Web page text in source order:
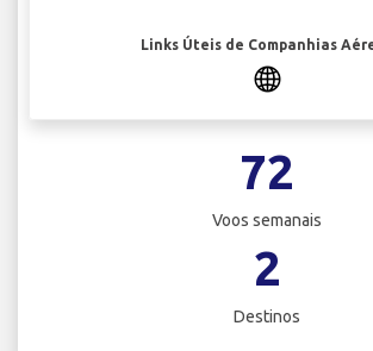
Links Úteis de Companhias
72
Voos semanais
2
Destinos